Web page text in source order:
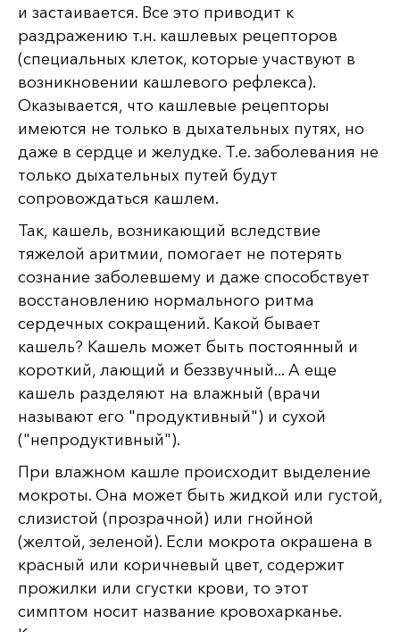
и застаивается. Все это приводит к
раздражению т.н. кашлевых рецепторов
(специальных клеток, которые участвуют в
возникновении кашлевого рефлекса).
Оказывается, что кашлевые рецепторы
имеются не только в дыхательных путях, но
даже в сердце и желудке. Т.е. заболевания не
только дыхательных путей будут
сопровождаться кашлем.
Так, кашель, возникающий вследствие
тяжелой аритмии, помогает не потерять
сознание заболевшему и даже способствует
восстановлению нормального ритма
сердечных сокращений. Какой бывает
кашель? Кашель может быть постоянный и
короткий, лающий и беззвучный... А еще
кашель разделяют на влажный (врачи
называют его "продуктивный") и сухой
("непродуктивный").
При влажном кашле происходит выделение
мокроты. Она может быть жидкой или густой,
слизистой (прозрачной) или гнойной
(желтой, зеленой). Если мокрота окрашена в
красный или коричневый цвет, содержит
прожилки или сгустки крови, то этот
симптом носит название кровохарканье.